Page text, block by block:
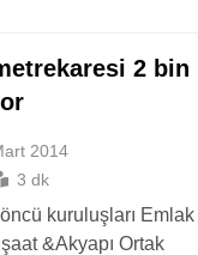
2 bin
2014
3 dk
kuruluşları Emlak
&Akyapı Ortak